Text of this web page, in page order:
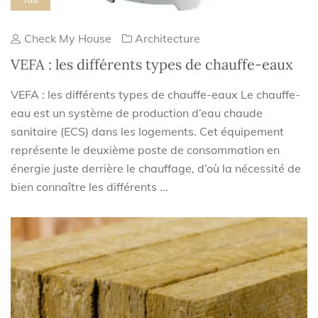
Check My House Architecture
VEFA : les différents types de chauffe-eaux
VEFA : les différents types de chauffe-eaux Le chauffe-
eau est un système de production d’eau chaude
sanitaire (ECS) dans les logements. Cet équipement
représente le deuxième poste de consommation en
énergie juste derrière le chauffage, d’où la nécessité de
bien connaître les différents ...